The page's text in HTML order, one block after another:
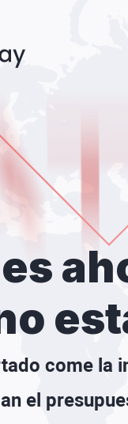
come la
el